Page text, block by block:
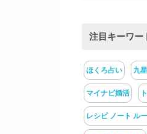
注目キーワー
ほくろ占い 九
マイナビ婚活
レシピ ノート ル